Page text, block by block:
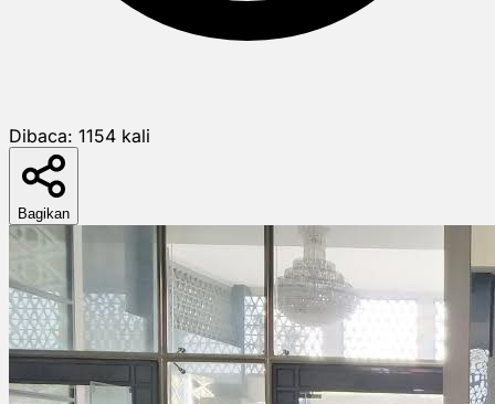
Dibaca: 1154 kali
Bagikan